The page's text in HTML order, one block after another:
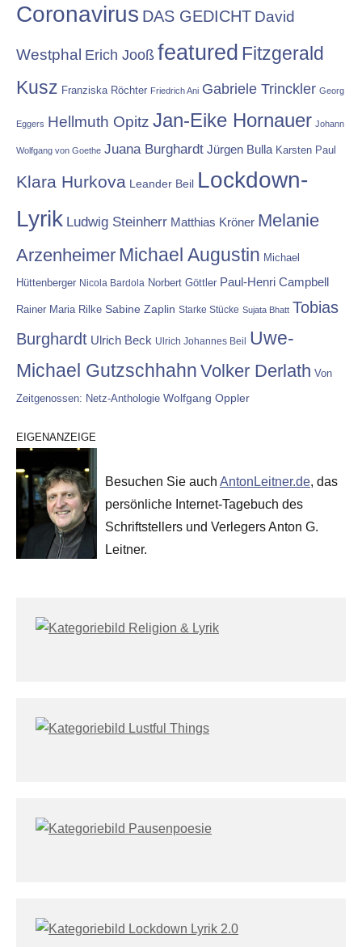
Coronavirus DAS GEDICHT David
Westphal Erich Jooß featured Fitzgerald
Kusz Franziska Röchter Friedrich Ani Gabriele Trinckler Georg
Eggers Hellmuth Opitz Jan-Eike Hornauer Johann
Wolfgang von Goethe Juana Burghardt Jürgen Bulla Karsten Paul
Klara Hurkova Leander Beil Lockdown-
Lyrik Ludwig Steinherr Matthias Kröner Melanie
Arzenheimer Michael Augustin Michael
Hüttenberger Nicola Bardola Norbert Göttler Paul-Henri Campbell
Rainer Maria Rilke Sabine Zaplin Starke Stücke Sujata Bhatt Tobias
Burghardt Ulrich Beck Ulrich Johannes Beil
Uwe-
Michael Gutzschhahn Volker Derlath Von
Zeitgenossen: Netz-Anthologie Wolfgang Oppler
EIGENANZEIGE
Besuchen Sie auch AntonLeitner.de, das
persönliche Internet-Tagebuch des
Schriftstellers und Verlegers Anton G.
Leitner.